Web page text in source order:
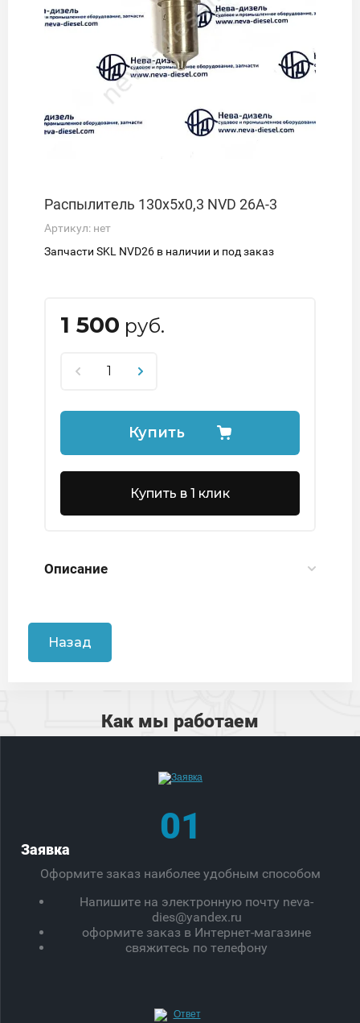
Распылитель 130х5х0,3 NVD 26А-3
Артикул: нет
Запчасти SKL NVD26 в наличии и под заказ
1 500 руб.
Купить
Купить в 1 клик
Описание
Назад
Как мы работаем
01
Заявка
Оформите заказ наиболее удобным способом
Напишите на электронную почту neva-
dies@yandex.ru
оформите заказ в Интернет-магазине
свяжитесь по телефону